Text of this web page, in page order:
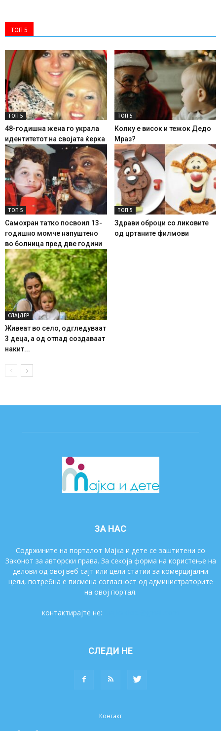
ТОП 5
ТОП 5
48-годишна жена го украла
идентитетот на својата ќерка
ТОП 5
Колку е висок и тежок Дедо
Мраз?
ТОП 5
Самохран татко посвоил 13-
годишно момче напуштено
во болница пред две години
ТОП 5
Здрави оброци со ликовите
од цртаните филмови
СЛАЈДЕР
Живеат во село, одгледуваат
3 деца, а од отпад создаваат
накит...
ЗА НАС
Содржините на порталот Мајка и дете се заштитени со
Законот за авторски права. За секоја форма на користење на
делови од овој веб сајт или цели статии за комерцијални
цели, потребна е писмена согласност од администраторите
на овој портал.
контактирајте не:
СЛЕДИ НЕ
Контакт